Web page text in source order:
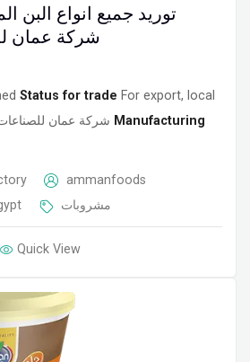
توريد جميع انواع البن
شركة عمان
Status for trade For export, local
شركة عمان للصناعات Manufacturing
ammanfoods
مشروبات
Quick View